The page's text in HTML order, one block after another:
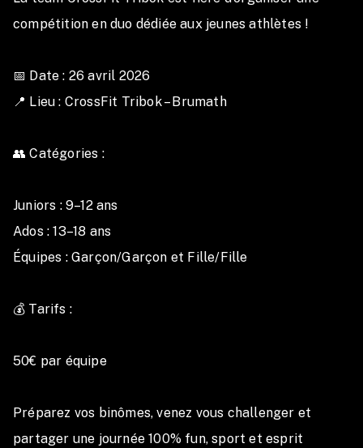
3. Inscriptions:
2026.
Tarifs:
uniquement après réception du paiement sur la
4. Politique de remboursement:
⚠️ Aucun remboursement ne sera effectué après
Le remplacement d’un athlète est autorisé sous
Le remplaçant doit appartenir à la même catégorie
d’âge.
compétition en duo dédiée aux jeunes athlètes !
📅 Date : 26 avril 2026
📍 Lieu : CrossFit Tribok – Brumath
👥 Catégories :
Juniors : 9–12 ans
Ados : 13–18 ans
Équipes : Garçon/Garçon et Fille/Fille
💰 Tarifs :
50€ par équipe
Préparez vos binômes, venez vous challenger et
partager une journée 100% fun, sport et esprit